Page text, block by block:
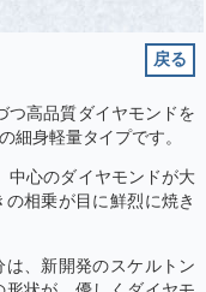
戻る
つ高品質ダイヤモンドを
細身軽量タイプです。
中心のダイヤモンドが大
相乗が目に鮮烈に焼き
、新開発のスケルトン